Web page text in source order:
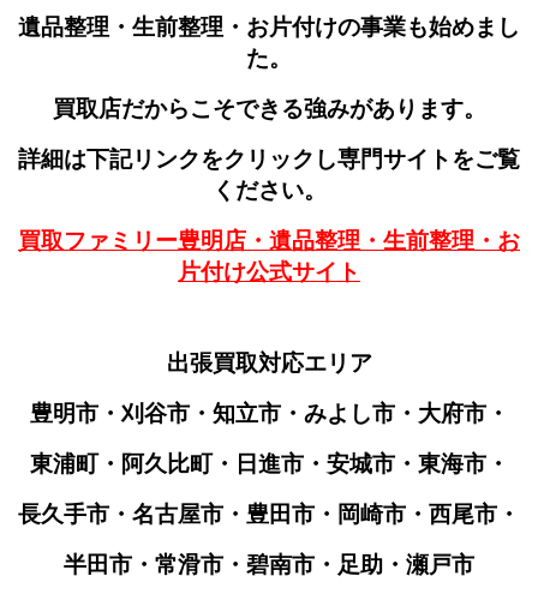
遺品整理・生前整理・お片付けの事業も始めまし
た。
買取店だからこそできる強みがあります。
詳細は下記リンクをクリックし専門サイトをご覧
ください。
買取ファミリー豊明店・遺品整理・生前整理・お
片付け公式サイト
出張買取対応エリア
豊明市・刈谷市・知立市・みよし市・大府市・
東浦町・阿久比町・日進市・安城市・東海市・
長久手市・名古屋市・豊田市・岡崎市・西尾市・
半田市・常滑市・碧南市・足助・瀬戸市